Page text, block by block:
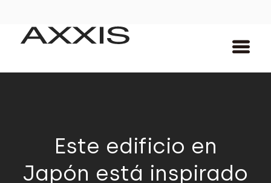
Este edificio en
Japón está inspirado